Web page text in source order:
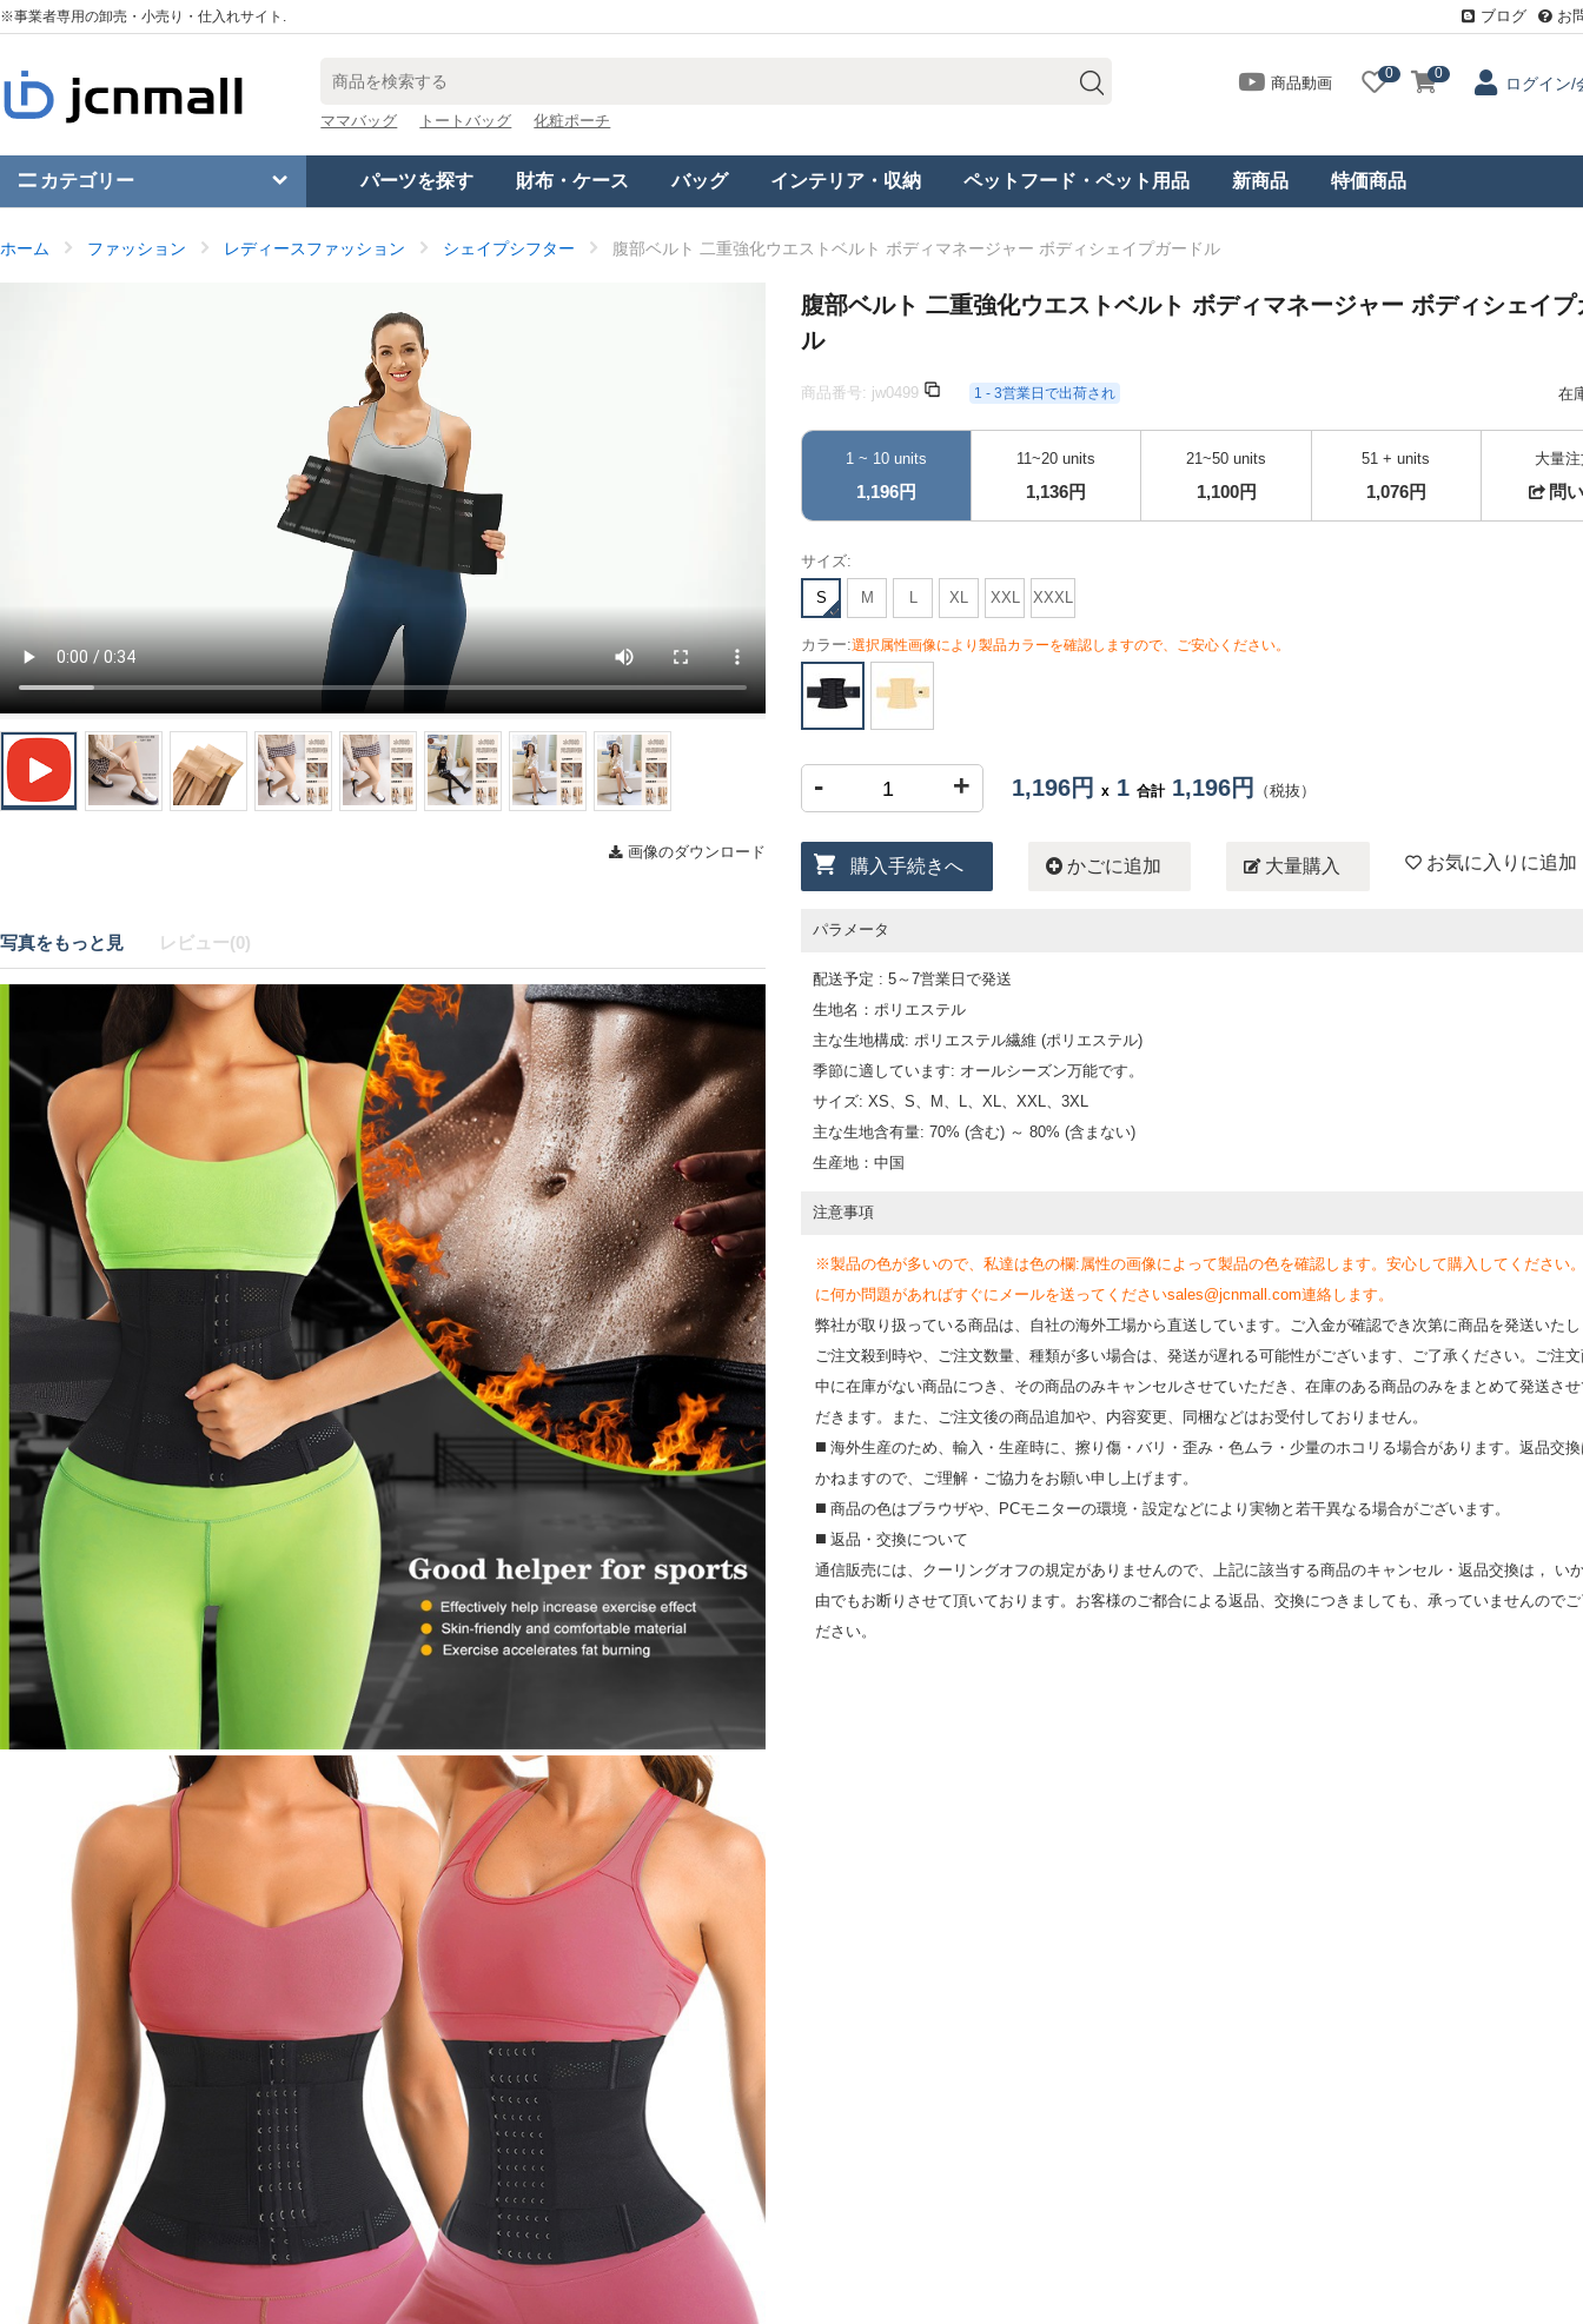
※事業者専用の卸売・小売り・仕入れサイト. ブログ お
ママバッグ トートバッグ 化粧ポーチ
商品動画
0 0
ログイン/
カテゴリー パーツを探す 財布・ケース バッグ インテリア・収納 ペットフード・ペット用品 新商品 特価商品
ホーム ファッション レディースファッション シェイプシフター 腹部ベルト 二重強化ウエストベルト ボディマネージャー ボディシェイプガードル
画像のダウンロード
写真をもっと見 レビュー(0)
腹部ベルト 二重強化ウエストベルト ボディマネージャー ボディシェイプ
ル
商品番号: jw0499 1 - 3営業日で出荷され 在
1 ~ 10 units
1,196円
11~20 units
1,136円
21~50 units
1,100円
51 + units
1,076円
大量
問
サイズ:
S M L XL XXL XXXL
カラー:選択属性画像により製品カラーを確認しますので、ご安心ください。
- + 1,196円 x 1 合計1,196円 （税抜）
購入手続きへ かごに追加 大量購入 お気に入りに追加
パラメータ
配送予定 : 5～7営業日で発送
生地名：ポリエステル
主な生地構成: ポリエステル繊維 (ポリエステル)
季節に適しています: オールシーズン万能です。
サイズ: XS、S、M、L、XL、XXL、3XL
主な生地含有量: 70% (含む) ～ 80% (含まない)
生産地：中国
注意事項
※製品の色が多いので、私達は色の欄:属性の画像によって製品の色を確認します。安心して購入してください
に何か問題があればすぐにメールを送ってくださいsales@jcnmall.com連絡します。
弊社が取り扱っている商品は、自社の海外工場から直送しています。ご入金が確認でき次第に商品を発送いた
ご注文殺到時や、ご注文数量、種類が多い場合は、発送が遅れる可能性がございます、ご了承ください。ご注
中に在庫がない商品につき、その商品のみキャンセルさせていただき、在庫のある商品のみをまとめて発送さ
だきます。また、ご注文後の商品追加や、内容変更、同梱などはお受付しておりません。
◼️ 海外⽣産のため、輸⼊・⽣産時に、擦り傷・バリ・歪み・色ムラ・少量のホコリる場合があります。返品交
かねますので、ご理解・ご協⼒をお願い申し上げます。
◼️ 商品の⾊はブラウザや、PCモニターの環境・設定などにより実物と若⼲異なる場合がございます。
◼️ 返品・交換について
通信販売には、クーリングオフの規定がありませんので、上記に該当する商品のキャンセル・返品交換は， い
由でもお断りさせて頂いております。お客様のご都合による返品、交換につきましても、承っていませんので
ださい。